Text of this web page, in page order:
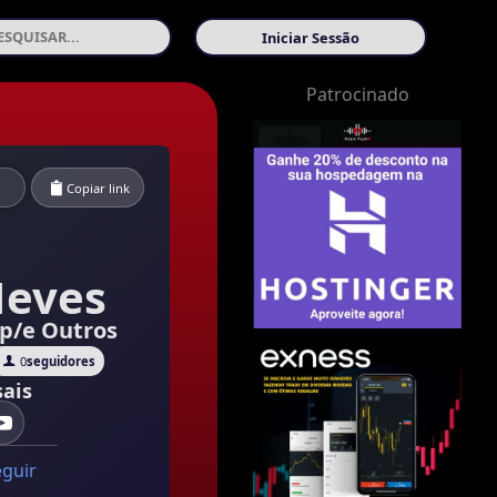
Iniciar Sessão
Copiar link
e Outros
0seguidores
Patrocinado